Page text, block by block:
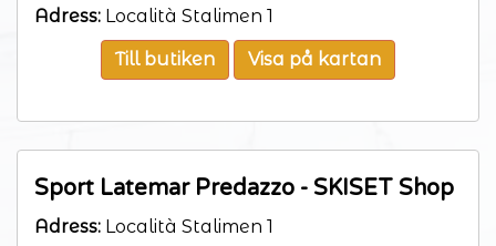
Adress: Località Stalimen 1
Till butiken Visa på kartan
Sport Latemar Predazzo - SKISET Shop
Adress: Località Stalimen 1